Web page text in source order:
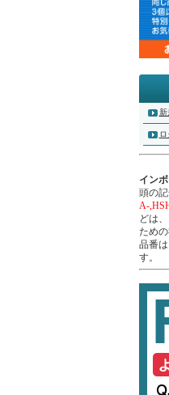
新
イン
頭の
A-
どは
ため
品番
す。